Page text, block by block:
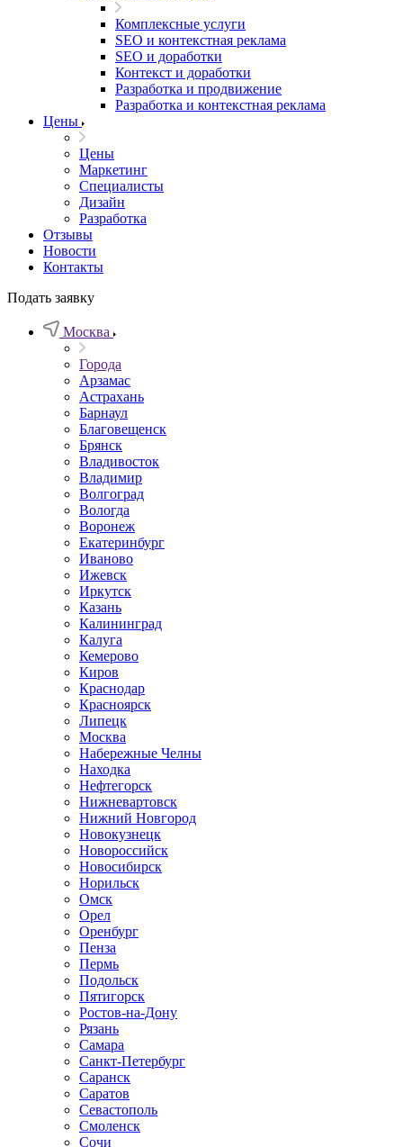
Комплексные услуги
SEO и контекстная реклама
SEO и доработки
Контекст и доработки
Разработка и продвижение
Разработка и контекстная реклама
Цены
Цены
Маркетинг
Специалисты
Дизайн
Разработка
Отзывы
Новости
Контакты
Подать заявку
Москва
Города
Арзамас
Астрахань
Барнаул
Благовещенск
Брянск
Владивосток
Владимир
Волгоград
Вологда
Воронеж
Екатеринбург
Иваново
Ижевск
Иркутск
Казань
Калининград
Калуга
Кемерово
Киров
Краснодар
Красноярск
Липецк
Москва
Набережные Челны
Находка
Нефтегорск
Нижневартовск
Нижний Новгород
Новокузнецк
Новороссийск
Новосибирск
Норильск
Омск
Орел
Оренбург
Пенза
Пермь
Подольск
Пятигорск
Ростов-на-Дону
Рязань
Самара
Санкт-Петербург
Саранск
Саратов
Севастополь
Смоленск
Сочи